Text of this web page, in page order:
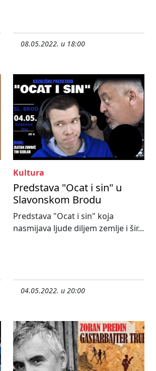
08.05.2022. u 18:00
Kultura
Predstava "Ocat i sin" u
Slavonskom Brodu
Predstava "Ocat i sin" koja
nasmijava ljude diljem zemlje i šir...
04.05.2022. u 20:00